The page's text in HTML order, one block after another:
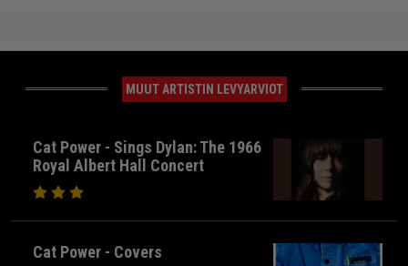
MUUT ARTISTIN LEVYARVIOT
Cat Power - Sings Dylan: The 1966
Royal Albert Hall Concert
Cat Power - Covers